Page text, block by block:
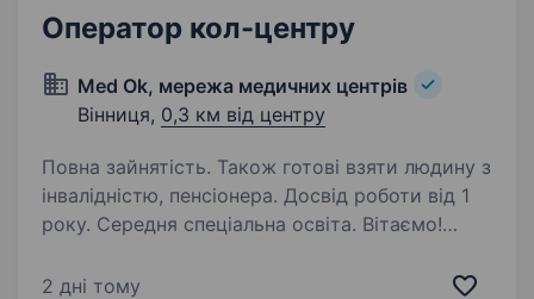
Оператор кол-центру
Med Ok, мережа медичних центрів
Вінниця, 0,3 км від центру
Повна зайнятість. Також готові взяти людину з
інвалідністю, пенсіонера. Досвід роботи від 1
року. Середня спеціальна освіта. Вітаємо!
комунікабельну, ввічливу людину з медичною
2 дні тому